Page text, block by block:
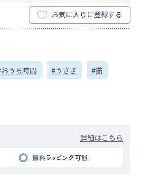
お気に入りに登録する
うち時間 #うさぎ #猫
詳細はこちら